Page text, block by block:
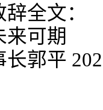
全文：
来可期
郭平